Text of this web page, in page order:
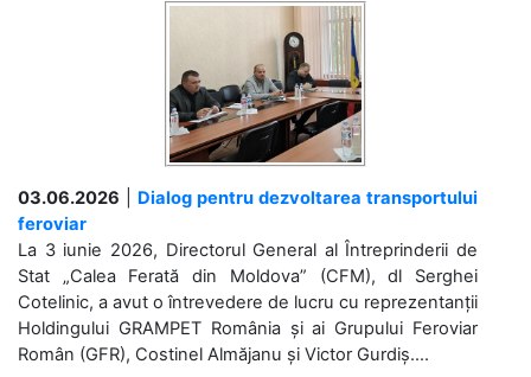
03.06.2026
Dialog pentru dezvoltarea transportului
feroviar
La 3 iunie 2026, Directorul General al Întreprinderii de
Stat „Calea Ferată din Moldova” (CFM), dl Serghei
Cotelinic, a avut o întrevedere de lucru cu reprezentanții
Holdingului GRAMPET România și ai Grupului Feroviar
Român (GFR), Costinel Almăjanu și Victor Gurdiș....